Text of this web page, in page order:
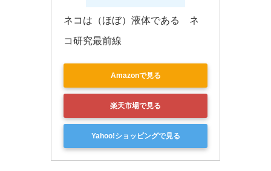
ネコは（ほぼ）液体である　ネ
コ研究最前線
Amazonで見る
楽天市場で見る
Yahoo!ショッピングで見る